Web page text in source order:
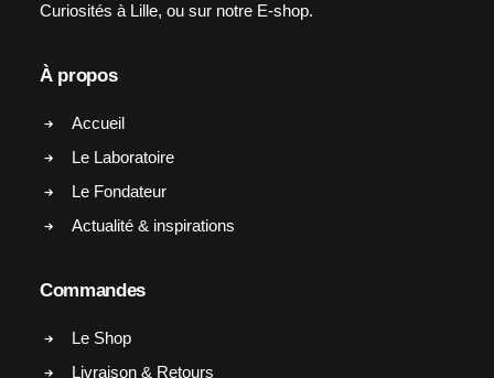
Curiosités à Lille, ou sur notre E-shop.
À propos
Accueil
Le Laboratoire
Le Fondateur
Actualité & inspirations
Commandes
Le Shop
Livraison & Retours